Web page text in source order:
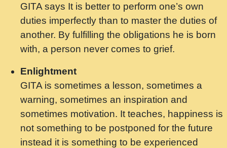
मर गनय न अपरध लडडल शर रध.... Shri
ravinandan shastri ji maharaj.mp3
मेरे मन हरी का ध्यान लगा - भजन भाव - 2018 -
Rishikesh - Swami Gyananand Ji
Maharaj.mp3
यह हसरत तलब ह नकज कमर Yahi Hasraten
Talab Hai Bhav Pravah #bhajan.mp3
लडल ज बल ल क ज न लग Sadhvi Purnima Ji
7.9.2021 जवल नगर दलल #बसर.mp3
GITA says It is better to perform one’s own
duties imperfectly than to master the duties of
another. By fulfilling the obligations he is born
with, a person never comes to grief.
Enlightment
GITA is sometimes a lesson, sometimes a
warning, sometimes an inspiration and
sometimes motivation. It teaches, happiness is
not something to be postponed for the future
instead it is something to be experienced